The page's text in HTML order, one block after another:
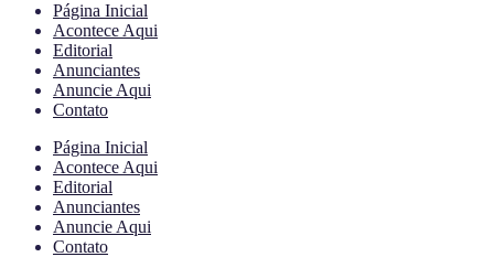
Página Inicial
Acontece Aqui
Editorial
Anunciantes
Anuncie Aqui
Contato
Página Inicial
Acontece Aqui
Editorial
Anunciantes
Anuncie Aqui
Contato